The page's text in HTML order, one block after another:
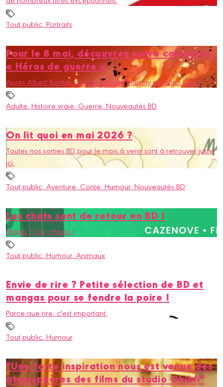
Tout public, Portraits
Pour le 8 mai, découvrez notre collection
« Héros de guerre »
Après Albert Roche, au tour d'Audie Murphy et Johnn Clem.
Adulte, Histoire vraie, Guerre, Nouveautés BD
On lit quoi en mai 2026 ?
Toutes nos sorties BD pour le mois à venir sont à retrouver juste
ici.
Tout public, Aventure, Conte, Humour, Nouveautés BD
Les chats sont de retour en BD !
Miaou ? Oui, Miaou !
Tout public, Humour, Animaux
Envie de rire ? Petite sélection de BD et
mangas pour se fendre la poire !
Parce que rire, c'est important.
Tout public, Humour
"Une forte inspiration nous est venue des
atmosphères des films du studio Ghibli"